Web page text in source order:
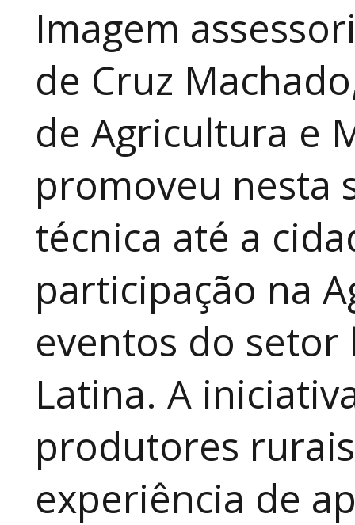
Imagem
de Cruz
de Agricultura e
promoveu nesta
técnica até a
participação na
eventos do
Latina. A
produtores
experiência de